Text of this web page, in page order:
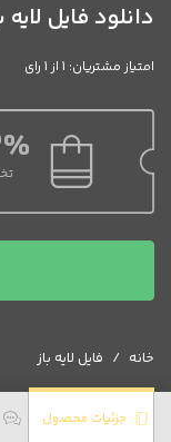
دانلود فایل
امتیاز مشتریان: 1 از 1 رای
لایه
پاسپورت
سوئیس
عدد
خانه فایل لایه باز
جزئیات محصول